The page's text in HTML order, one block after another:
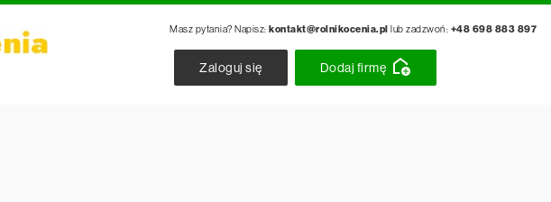
Masz pytania? Napisz: kontakt@rolnikocenia.pl lub zadzwoń: +48 698 883 897
Zaloguj się Dodaj firmę